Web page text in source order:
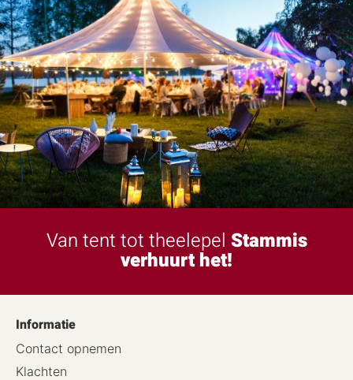
Van tent tot theelepel Stammis
verhuurt het!
Informatie
Contact opnemen
Klachten